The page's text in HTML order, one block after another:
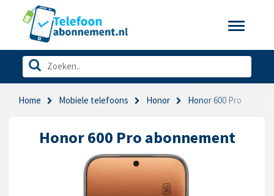
Toggle
Home Mobiele telefoons Honor Honor 600 Pro
Honor 600 Pro abonnement